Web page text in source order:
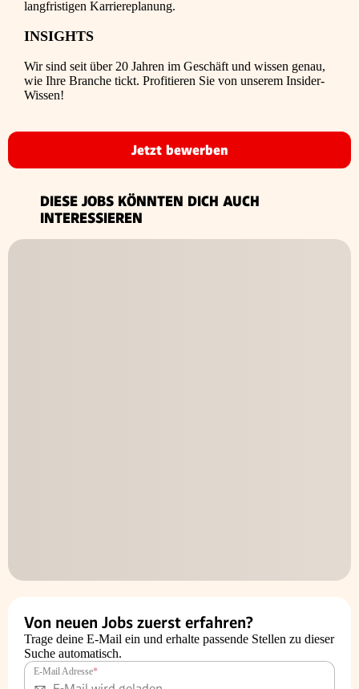
langfristigen Karriereplanung.
INSIGHTS
Wir sind seit über 20 Jahren im Geschäft und wissen genau,
wie Ihre Branche tickt. Profitieren Sie von unserem Insider-
Wissen!
Jetzt bewerben
DIESE JOBS KÖNNTEN DICH AUCH
INTERESSIEREN
Von neuen Jobs zuerst erfahren?
Trage deine E-Mail ein und erhalte passende Stellen zu dieser
Suche automatisch.
E-Mail Adresse*